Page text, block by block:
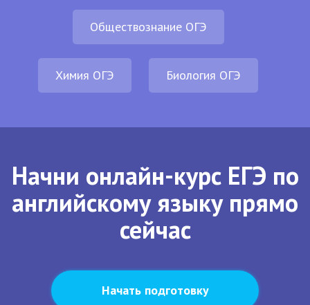
Обществознание ОГЭ
Химия ОГЭ Биология ОГЭ
Начни онлайн-курс ЕГЭ по
английскому языку прямо
сейчас
Начать подготовку